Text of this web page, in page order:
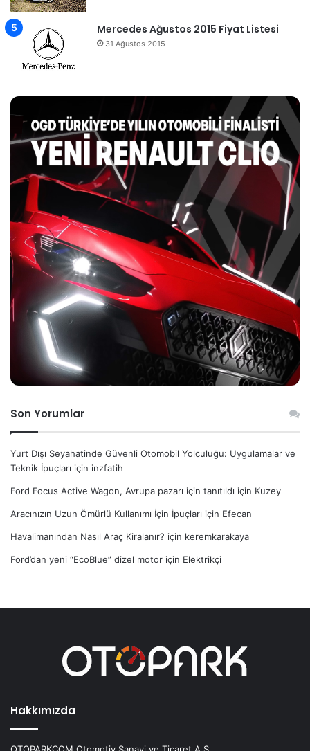
Mercedes Ağustos 2015 Fiyat Listesi
31 Ağustos 2015
Son Yorumlar
Yurt Dışı Seyahatinde Güvenli Otomobil Yolculuğu: Uygulamalar ve
Teknik İpuçları için inzfatih
Ford Focus Active Wagon, Avrupa pazarı için tanıtıldı için Kuzey
Aracınızın Uzun Ömürlü Kullanımı İçin İpuçları için Efecan
Havalimanından Nasıl Araç Kiralanır? için keremkarakaya
Ford’dan yeni “EcoBlue” dizel motor için Elektrikçi
Hakkımızda